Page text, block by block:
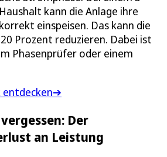
kann die Anlage ihre
einspeisen. Das kann die
Prozent reduzieren. Dabei ist
Phasenprüfer oder einem
entdecken➔
Der
an Leistung